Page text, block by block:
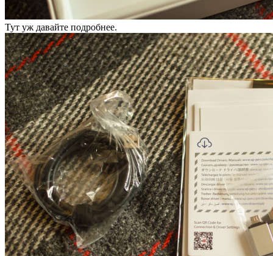
Тут уж давайте подробнее.